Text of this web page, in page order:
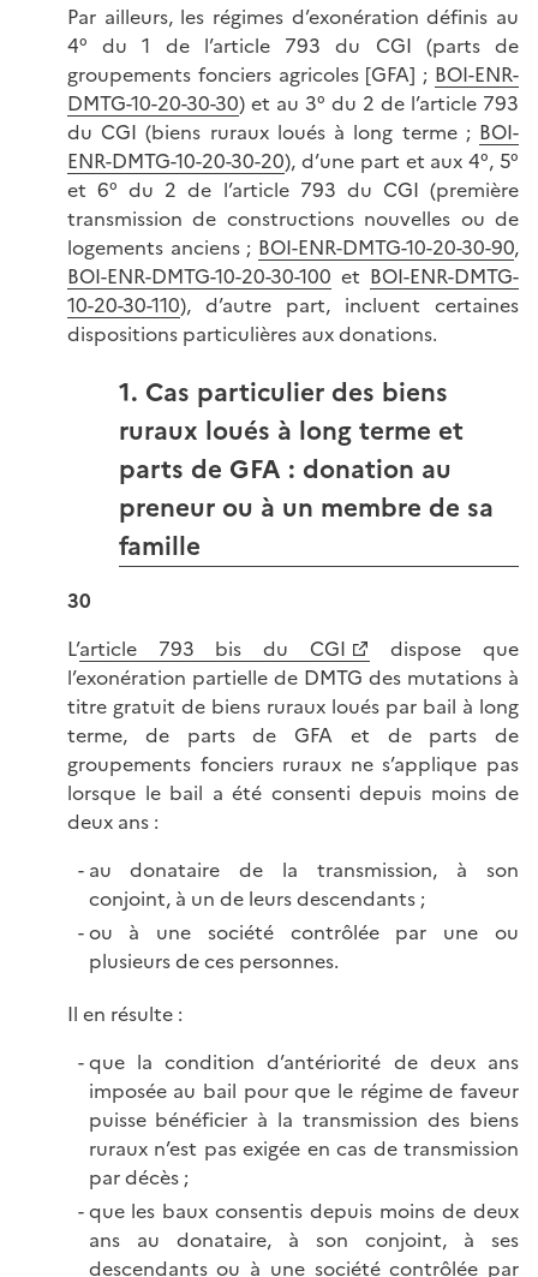
Par ailleurs, les régimes d’exonération définis au
4° du 1 de l’article 793 du CGI (parts de
groupements fonciers agricoles [GFA] ; BOI-ENR-
DMTG-10-20-30-30) et au 3° du 2 de l’article 793
du CGI (biens ruraux loués à long terme ; BOI-
ENR-DMTG-10-20-30-20), d’une part et aux 4°, 5°
et 6° du 2 de l’article 793 du CGI (première
transmission de constructions nouvelles ou de
logements anciens ; BOI-ENR-DMTG-10-20-30-90,
BOI-ENR-DMTG-10-20-30-100 et BOI-ENR-DMTG-
10-20-30-110), d’autre part, incluent certaines
dispositions particulières aux donations.
1. Cas particulier des biens
ruraux loués à long terme et
parts de GFA : donation au
preneur ou à un membre de sa
famille
30
L’article 793 bis du CGI
dispose que
l’exonération partielle de DMTG des mutations à
titre gratuit de biens ruraux loués par bail à long
terme, de parts de GFA et de parts de
groupements fonciers ruraux ne s’applique pas
lorsque le bail a été consenti depuis moins de
deux ans :
au donataire de la transmission, à son
conjoint, à un de leurs descendants ;
ou à une société contrôlée par une ou
plusieurs de ces personnes.
Il en résulte :
que la condition d’antériorité de deux ans
imposée au bail pour que le régime de faveur
puisse bénéficier à la transmission des biens
ruraux n’est pas exigée en cas de transmission
par décès ;
que les baux consentis depuis moins de deux
ans au donataire, à son conjoint, à ses
descendants ou à une société contrôlée par